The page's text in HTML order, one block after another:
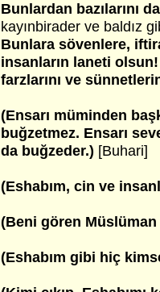
Bunlardan bazılarını
kayınbirader ve baldız
Bunlara sövenlere,
insanların laneti
farzlarını ve
(Ensarı müminden
buğzetmez. Ensarı
da buğzeder.) [Buhari]
(Eshabım, cin ve
(Beni gören Müslüman
(Eshabım gibi hiç